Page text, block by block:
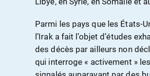
Parmi les pays que les États-
l’Irak a fait l’objet d’études
des décès par ailleurs non
qui interroge « activement »